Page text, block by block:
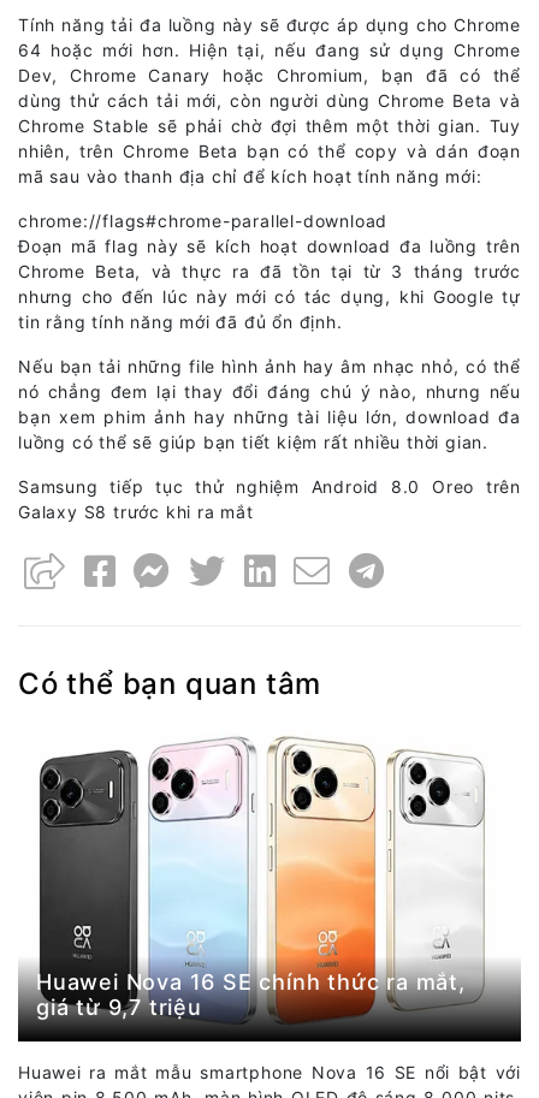
Tính năng tải đa luồng này sẽ được áp dụng cho Chrome
64 hoặc mới hơn. Hiện tại, nếu đang sử dụng Chrome
Dev, Chrome Canary hoặc Chromium, bạn đã có thể
dùng thử cách tải mới, còn người dùng Chrome Beta và
Chrome Stable sẽ phải chờ đợi thêm một thời gian. Tuy
nhiên, trên Chrome Beta bạn có thể copy và dán đoạn
mã sau vào thanh địa chỉ để kích hoạt tính năng mới:
chrome://flags#chrome-parallel-download
Đoạn mã flag này sẽ kích hoạt download đa luồng trên
Chrome Beta, và thực ra đã tồn tại từ 3 tháng trước
nhưng cho đến lúc này mới có tác dụng, khi Google tự
tin rằng tính năng mới đã đủ ổn định.
Nếu bạn tải những file hình ảnh hay âm nhạc nhỏ, có thể
nó chẳng đem lại thay đổi đáng chú ý nào, nhưng nếu
bạn xem phim ảnh hay những tài liệu lớn, download đa
luồng có thể sẽ giúp bạn tiết kiệm rất nhiều thời gian.
Samsung tiếp tục thử nghiệm Android 8.0 Oreo trên
Galaxy S8 trước khi ra mắt
Có thể bạn quan tâm
Huawei Nova 16 SE chính thức ra mắt,
giá từ 9,7 triệu
Huawei ra mắt mẫu smartphone Nova 16 SE nổi bật với